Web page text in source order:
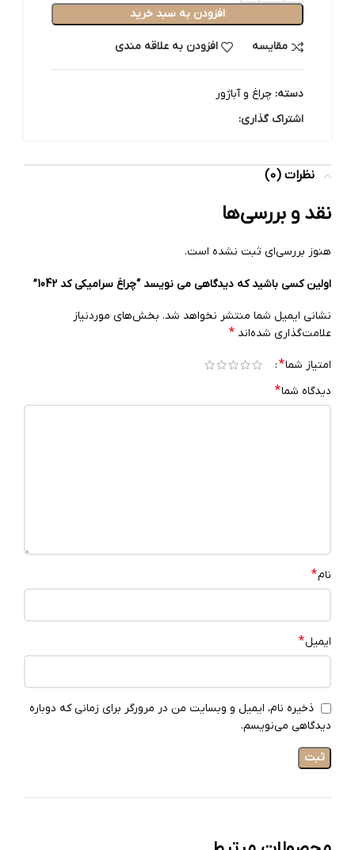
افزودن به سبد خرید
مقایسه افزودن به علاقه مندی
دسته: چراغ و آباژور
اشتراک گذاری:
نظرات (0)
نقد و بررسی‌ها
هنوز بررسی‌ای ثبت نشده است.
اولین کسی باشید که دیدگاهی می نویسد “چراغ سرامیکی کد 1042”
نشانی ایمیل شما منتشر نخواهد شد. بخش‌های موردنیاز
علامت‌گذاری شده‌اند *
امتیاز شما*
دیدگاه شما*
نام*
ایمیل*
ذخیره نام، ایمیل و وبسایت من در مرورگر برای زمانی که دوباره
دیدگاهی می‌نویسم.